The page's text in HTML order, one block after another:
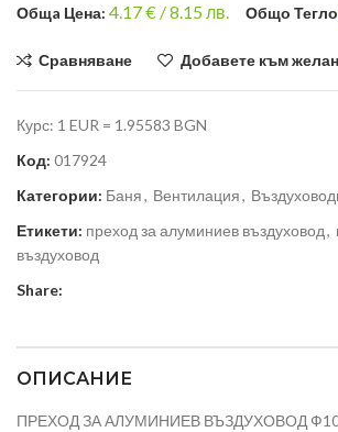
Общa Цена: 4.17€ /8.15 лв. Общо
Сравняване Добавете към
Курс: 1 EUR = 1.95583 BGN
Код: 017924
Категории: Баня, Вентилация,
Етикети: преход за алуминиев въздуховод,
въздуховод
Share:
ОПИСАНИЕ
ПРЕХОД ЗА АЛУМИНИЕВ ВЪЗДУХОВОД